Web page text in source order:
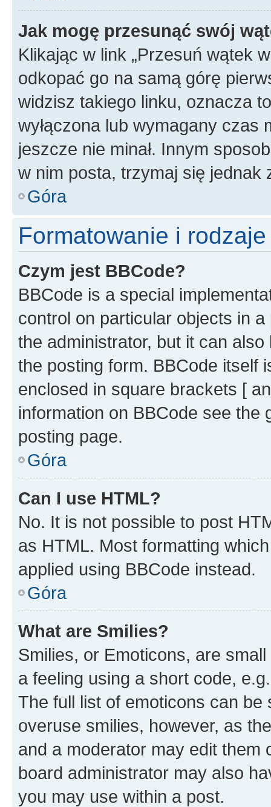
Jak mogę przesunąć swój
Klikając w link „Przesuń wątek
odkopać go na samą górę
widzisz takiego linku, oznacza
wyłączona lub wymagany czas
jeszcze nie minał. Innym
w nim posta, trzymaj się jednak
Góra
Formatowanie i
Czym jest BBCode?
BBCode is a special
control on particular objects in
the administrator, but it can
the posting form. BBCode itself
enclosed in square brackets [
information on BBCode see
posting page.
Góra
Can I use HTML?
No. It is not possible to post
as HTML. Most formatting
applied using BBCode instead.
Góra
What are Smilies?
Smilies, or Emoticons, are
a feeling using a short code,
The full list of emoticons can
overuse smilies, however, as
and a moderator may edit them
board administrator may also
you may use within a post.